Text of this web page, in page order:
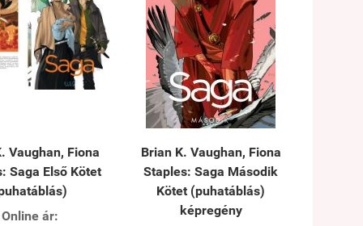
Vaughan, Fiona
Saga Első Kötet
Online ár:
Brian K. Vaughan, Fiona
Staples: Saga Második
Kötet (puhatáblás)
képregény